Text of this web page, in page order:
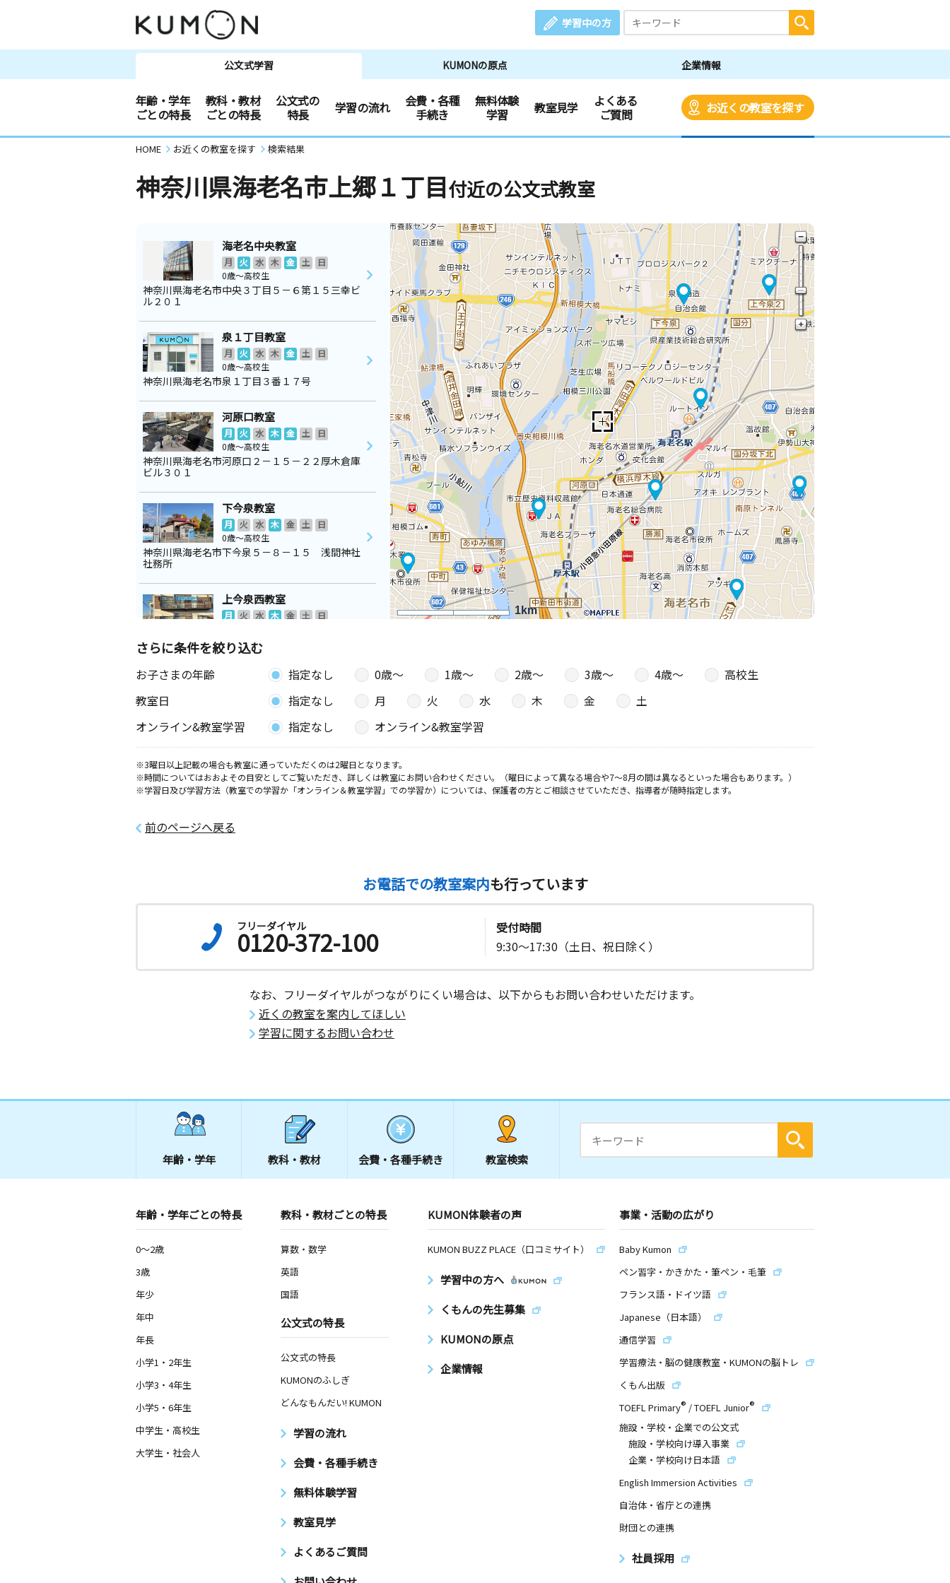
学習中の方
公文式学習 KUMONの原点 企業情報
年齢・学年
ごとの特長
教科・教材
ごとの特長
公文式の
特長
学習の流れ
会費・各種
手続き
無料体験
学習
教室見学
よくある
ご質問
お近くの教室を探す
HOME お近くの教室を探す 検索結果
神奈川県海老名市上郷１丁目付近の公文式教室
1km
海老名中央教室
月 火 水 木 金 土
日
0歳～高校生
神奈川県海老名市中央３丁目５－６第１５三幸ビ
ル２０１
泉１丁目教室
月 火 水 木 金 土
日
0歳～高校生
神奈川県海老名市泉１丁目３番１７号
河原口教室
月 火 水 木 金 土
日
0歳～高校生
神奈川県海老名市河原口２－１５－２２厚木倉庫
ビル３０１
下今泉教室
月 火 水 木 金 土
日
0歳～高校生
神奈川県海老名市下今泉５－８－１５ 浅間神社
社務所
上今泉西教室
月 火 水 木 金 土
日
神奈川県海老名市上今泉２丁目８－７ ダイアン
リーブス２Ａ ２０１号室
木 金 土 日
0歳～高校生
神奈川県海老名市大谷北３丁目３－３３ 湯川ビ
ル１階
国分南教室
月 火 水 木 土
日
神奈川県海老名市国分南４丁目６－１０
神奈川県厚木市中町３丁目１７－２１ ワミレス
さらに条件を絞り込む
お子さまの年齢 指定なし 0歳〜 1歳〜 2歳〜 3歳〜 4歳〜
高校生
教室日
指定なし 月 火 水 木 金
土
オンライン&教室学習
指定なし オンライン&教室学習
※3曜日以上記載の場合も教室に通っていただくのは2曜日となります。
※時間についてはおおよその目安としてご覧いただき、詳しくは教室にお問い合わせください。（曜日によって異なる場合や7～8月の間は異なるといった場合もあります。）
※学習日及び学習方法（教室での学習か「オンライン＆教室学習」での学習か）については、保護者の方とご相談させていただき、指導者が随時指定します。
前のページへ戻る
お電話での教室案内も行っています
フリーダイヤル
0120-372-100
受付時間
9:30～17:30（土日、祝日除く）
なお、フリーダイヤルがつながりにくい場合は、以下からもお問い合わせいただけます。
近くの教室を案内してほしい
学習に関するお問い合わせ
年齢・学年 教科・教材 会費・ 各種手続き 教室検索
年齢・学年ごとの特長
0～2歳
3歳
年少
年中
年長
小学1・2年生
小学3・4年生
小学5・6年生
中学生・高校生
大学生・社会人
教科・教材ごとの特長
算数・数学
英語
国語
公文式の特長
公文式の特長
KUMONのふしぎ
どんなもんだい! KUMON
学習の流れ
会費・各種手続き
無料体験学習
教室見学
よくあるご質問
KUMON体験者の声
KUMON BUZZ PLACE（口コミサイト）
学習中の方へ
くもんの先生募集
KUMONの原点
企業情報
事業・活動の広がり
Baby Kumon
ペン習字・かきかた・筆ペン・毛筆
フランス語・ドイツ語
Japanese（日本語）
通信学習
学習療法・脳の健康教室・KUMONの脳トレ
くもん出版
TOEFL Primary® /TOEFL Junior®
施設・学校・企業での公文式
施設・学校向け導入事業
企業・学校向け日本語
English Immersion Activities
自治体・省庁との連携
財団との連携
社員採用